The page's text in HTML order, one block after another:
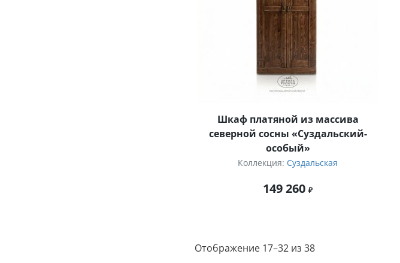
Шкаф платяной из массива
северной сосны «Суздальский-
особый»
Коллекция: Суздальская
149 260
Отображение 17–32 из 38